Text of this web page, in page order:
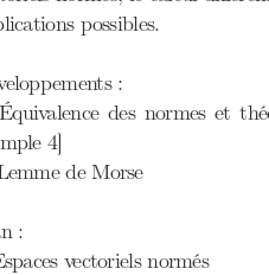
possibles.
:
des normes et
4]
de Morse
:
vectoriels normés